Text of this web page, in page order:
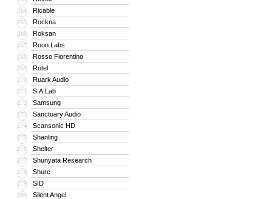
264 Ricable
265 Rockna
266 Roksan
267 Roon Labs
268 Rosso Fiorentino
269 Rotel
270 Ruark Audio
271 S.A.Lab
272 Samsung
273 Sanctuary Audio
274 Scansonic HD
275 Shanling
276 Shelter
277 Shunyata Research
278 Shure
279 SID
280 Silent Angel